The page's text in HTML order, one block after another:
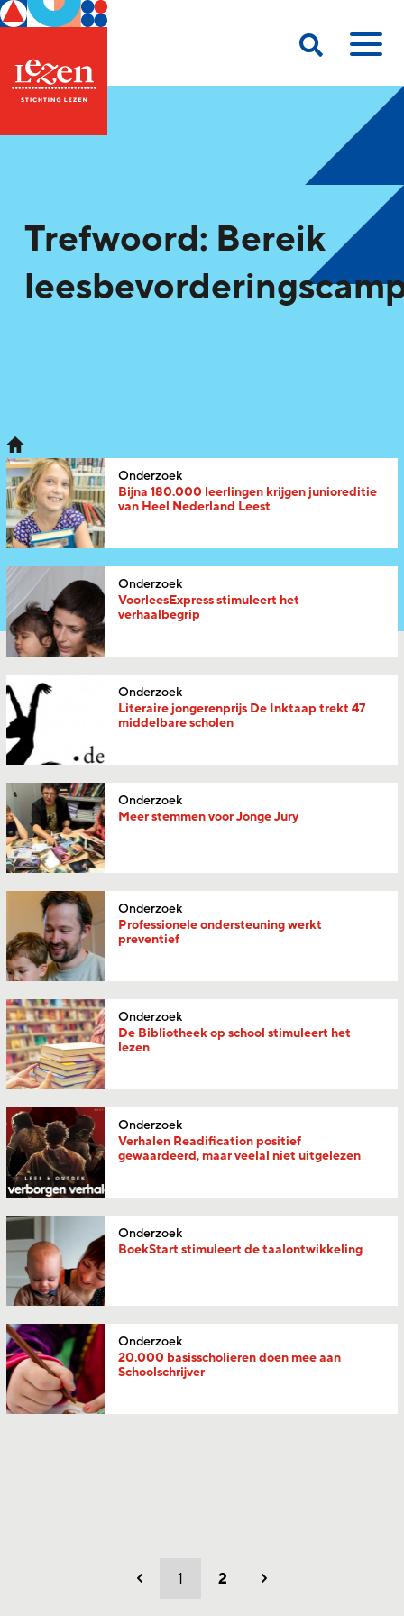
Trefwoord: Bereik
Onderzoek
Bijna 180.000 leerlingen krijgen junioreditie
van Heel Nederland Leest
Onderzoek
VoorleesExpress stimuleert het
verhaalbegrip
Onderzoek
Literaire jongerenprijs De Inktaap trekt 47
middelbare scholen
Onderzoek
Meer stemmen voor Jonge Jury
Onderzoek
Professionele ondersteuning werkt
preventief
Onderzoek
De Bibliotheek op school stimuleert het
lezen
Onderzoek
Verhalen Readification positief
gewaardeerd, maar veelal niet uitgelezen
Onderzoek
BoekStart stimuleert de taalontwikkeling
Onderzoek
20.000 basisscholieren doen mee aan
Schoolschrijver
Vorig 1 2 Volgend